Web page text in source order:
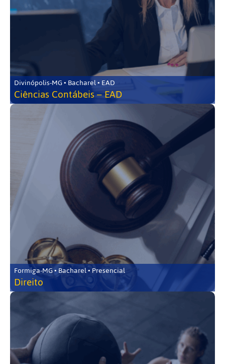
Divinópolis-MG • Bacharel • EAD
Ciências Contábeis – EAD
Formiga-MG • Bacharel • Presencial
Direito